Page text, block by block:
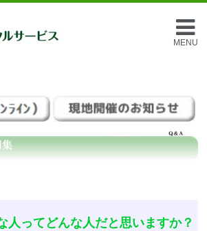
MENU
人ってどんな人だと思いますか？